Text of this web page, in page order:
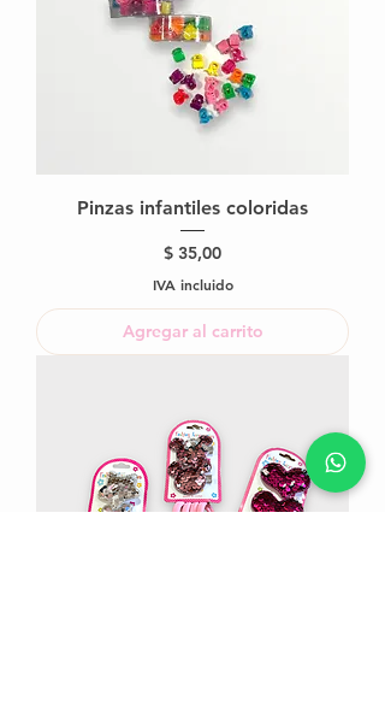
Pinzas infantiles coloridas
Precio
$ 35,00
IVA incluido
Agregar al carrito